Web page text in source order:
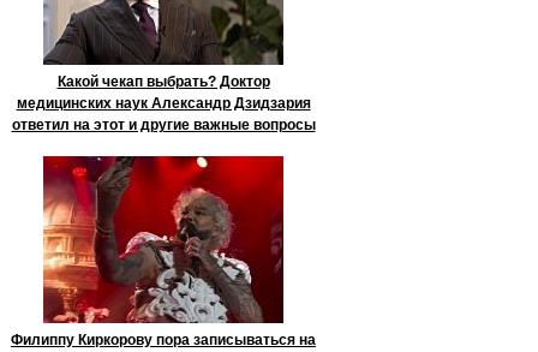
Какой чекап выбрать? Доктор
медицинских наук Александр Дзидзария
ответил на этот и другие важные вопросы
Филиппу Киркорову пора записываться на